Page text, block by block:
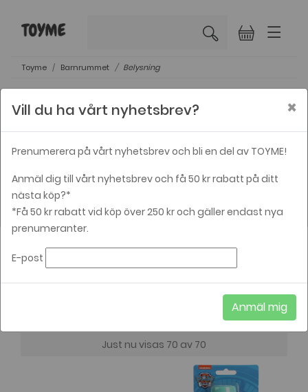
×
Toyme Barnrummet Belysning
Belysning
VARUMÄRKE
Just nu visas 70 av 70
Vill du ha vårt nyhetsbrev? ×
Prenumerera på vårt nyhetsbrev och bli en del av TOYME!
Anmäl dig till vårt nyhetsbrev och få 50 kr rabatt på ditt
nästa köp?*
*Få 50 kr rabatt vid köp över 250 kr och gäller endast nya
prenumeranter.
E-post
Anmäl mig